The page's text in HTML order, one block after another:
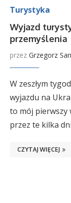
Turystyka
Wyjazd
przemyślenia
przez Grzegorz
W zeszłym
wyjazdu na
to mój pierwszy
przez te kilka
CZYTAJ WIĘCEJ